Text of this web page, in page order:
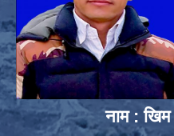
नाम : खिम